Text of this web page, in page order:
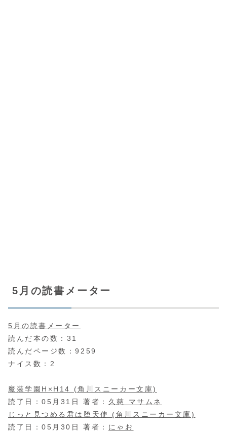
5月の読書メーター
5月の読書メーター
読んだ本の数：31
読んだページ数：9259
ナイス数：2
魔装学園H×H14 (角川スニーカー文庫)
読了日：05月31日 著者： 久慈 マサムネ
じっと見つめる君は堕天使 (角川スニーカー文庫)
読了日：05月30日 著者： にゃお